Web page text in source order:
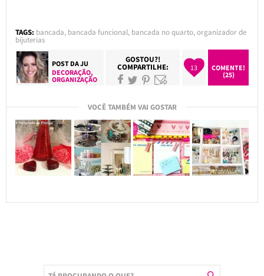
TAGS: bancada, bancada funcional, bancada no quarto,organizador de
bijuterias
POST DAJU
DECORAÇÃO,
ORGANIZAÇÃO
GOSTOU?!
COMPARTILHE: 13
COMENTE!
(25)
VOCÊ TAMBÉM VAI GOSTAR